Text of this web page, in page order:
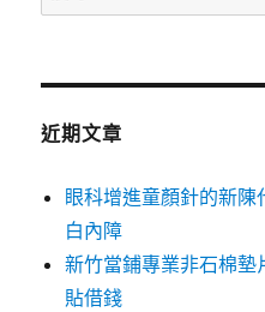
尋
鍵
近期文章
眼科增進童顏針的新
白內障
新竹當鋪專業非石棉
貼借錢